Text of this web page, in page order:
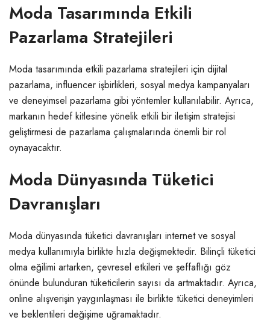
Moda Tasarımında Etkili
Pazarlama Stratejileri
Moda tasarımında etkili pazarlama stratejileri için dijital
pazarlama, influencer işbirlikleri, sosyal medya kampanyaları
ve deneyimsel pazarlama gibi yöntemler kullanılabilir. Ayrıca,
markanın hedef kitlesine yönelik etkili bir iletişim stratejisi
geliştirmesi de pazarlama çalışmalarında önemli bir rol
oynayacaktır.
Moda Dünyasında Tüketici
Davranışları
Moda dünyasında tüketici davranışları internet ve sosyal
medya kullanımıyla birlikte hızla değişmektedir. Bilinçli tüketici
olma eğilimi artarken, çevresel etkileri ve şeffaflığı göz
önünde bulunduran tüketicilerin sayısı da artmaktadır. Ayrıca,
online alışverişin yaygınlaşması ile birlikte tüketici deneyimleri
ve beklentileri değişime uğramaktadır.